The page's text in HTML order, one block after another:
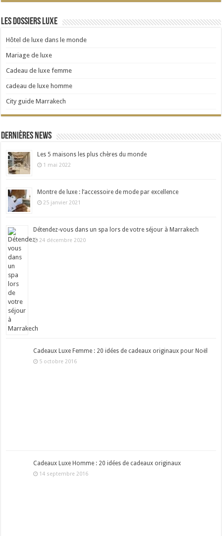
Les dossiers Luxe
Hôtel de luxe dans le monde
Mariage de luxe
Cadeau de luxe femme
cadeau de luxe homme
City guide Marrakech
Dernières news
Les 5 maisons les plus chères du monde
1 mai 2022
Montre de luxe : l’accessoire de mode par excellence
25 janvier 2021
Détendez-vous dans un spa lors de votre séjour à Marrakech
24 décembre 2020
Cadeaux Luxe Femme : 20 idées de cadeaux originaux pour Noël
5 octobre 2016
Cadeaux Luxe Homme : 20 idées de cadeaux originaux
14 septembre 2016